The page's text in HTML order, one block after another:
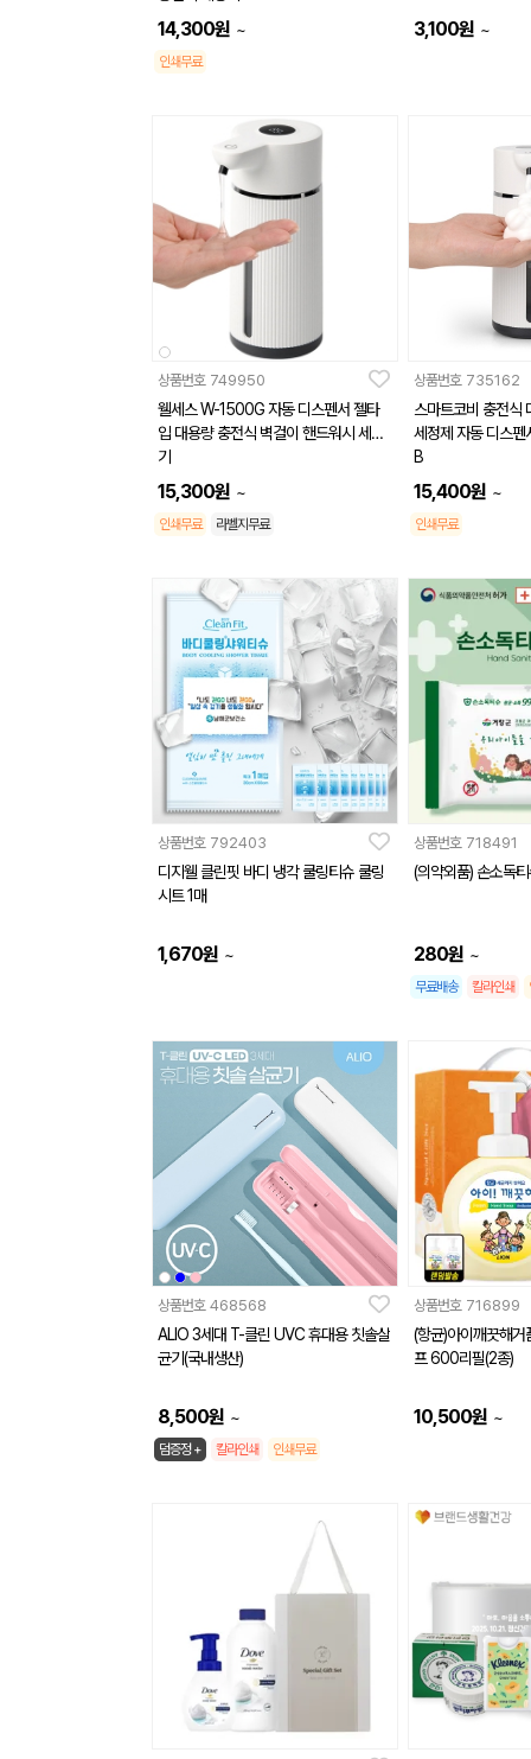
14,300원 ~
인쇄무료
3,100원 ~
상품번호 749950
웰세스 W-1500G 자동 디스펜서 젤타
입 대용량 충전식 벽걸이 핸드워시 세정
기
15,300원 ~
인쇄무료 라벨지무료
상품번호 735162
스마트코비 충전식
세정제 자동 디스
B
15,400원 ~
인쇄무료
상품번호 792403
디지웰 클린핏 바디 냉각 쿨링티슈 쿨링
시트 1매
1,670원 ~
상품번호 718491
(의약외품) 손소독
280원 ~
무료배송 칼라인쇄
상품번호 468568
ALIO 3세대 T-클린 UVC 휴대용 칫솔살
균기(국내생산)
8,500원 ~
덤증정 + 칼라인쇄 인쇄무료
상품번호 716899
(항균)아이깨끗해
프 600리필(2종)
10,500원 ~